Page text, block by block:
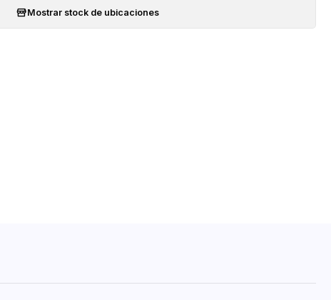
Mostrar stock de ubicaciones